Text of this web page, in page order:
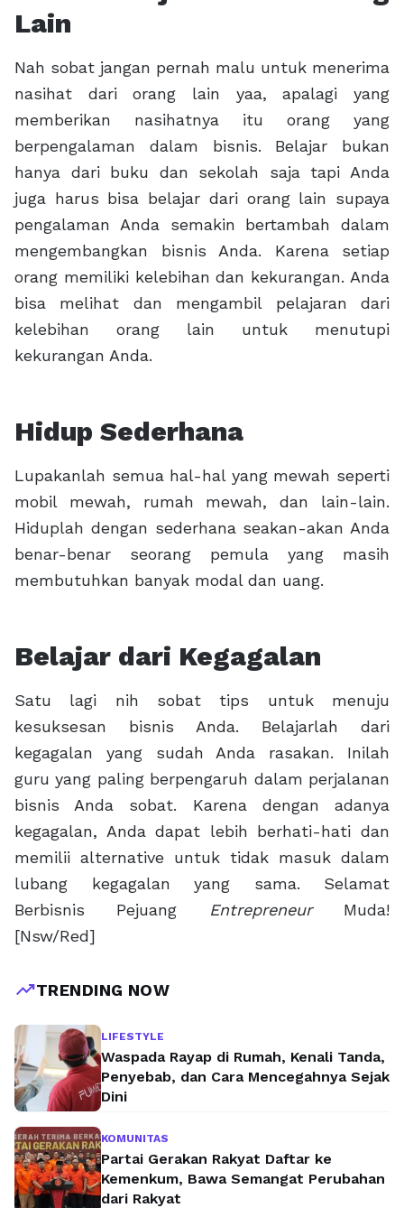
Lain
Nah sobat jangan pernah malu untuk menerima
nasihat dari orang lain yaa, apalagi yang
memberikan nasihatnya itu orang yang
berpengalaman dalam bisnis. Belajar bukan
hanya dari buku dan sekolah saja tapi Anda
juga harus bisa belajar dari orang lain supaya
pengalaman Anda semakin bertambah dalam
mengembangkan bisnis Anda. Karena setiap
orang memiliki kelebihan dan kekurangan. Anda
bisa melihat dan mengambil pelajaran dari
kelebihan orang lain untuk menutupi
kekurangan Anda.
Hidup Sederhana
Lupakanlah semua hal-hal yang mewah seperti
mobil mewah, rumah mewah, dan lain-lain.
Hiduplah dengan sederhana seakan-akan Anda
benar-benar seorang pemula yang masih
membutuhkan banyak modal dan uang.
Belajar dari Kegagalan
Satu lagi nih sobat tips untuk menuju
kesuksesan bisnis Anda. Belajarlah dari
kegagalan yang sudah Anda rasakan. Inilah
guru yang paling berpengaruh dalam perjalanan
bisnis Anda sobat. Karena dengan adanya
kegagalan, Anda dapat lebih berhati-hati dan
memilii alternative untuk tidak masuk dalam
lubang kegagalan yang sama. Selamat
Berbisnis Pejuang
EntrepreneurMuda!
[Nsw/Red]
trending_upTRENDING NOW
LIFESTYLE
Waspada Rayap di Rumah, Kenali Tanda,
Penyebab, dan Cara Mencegahnya Sejak
Dini
KOMUNITAS
Partai Gerakan Rakyat Daftar ke
Kemenkum, Bawa Semangat Perubahan
dari Rakyat